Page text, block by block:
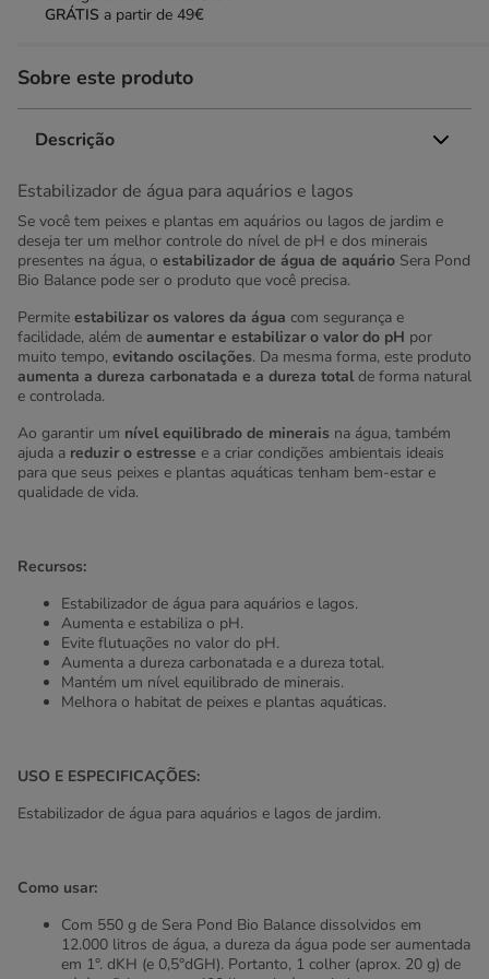
GRÁTIS a partir de 49€
Sobre este produto
Descrição
Estabilizador de água para aquários e lagos
Se você tem peixes e plantas em aquários ou lagos de jardim e
deseja ter um melhor controle do nível de pH e dos minerais
presentes na água, o estabilizador de água de aquário Sera Pond
Bio Balance pode ser o produto que você precisa.
Permite estabilizar os valores da água com segurança e
facilidade, além de aumentar e estabilizar o valor do pH por
muito tempo, evitando oscilações. Da mesma forma, este produto
aumenta a dureza carbonatada e a dureza totalde forma natural
e controlada.
Ao garantir um nível equilibrado de minerais na água, também
ajuda a reduzir o estresse e a criar condições ambientais ideais
para que seus peixes e plantas aquáticas tenham bem-estar e
qualidade de vida.
Recursos:
Estabilizador de água para aquários e lagos.
Aumenta e estabiliza o pH.
Evite flutuações no valor do pH.
Aumenta a dureza carbonatada e a dureza total.
Mantém um nível equilibrado de minerais.
Melhora o habitat de peixes e plantas aquáticas.
USO E ESPECIFICAÇÕES:
Estabilizador de água para aquários e lagos de jardim.
Como usar:
Com 550 g de Sera Pond Bio Balance dissolvidos em
12.000 litros de água, a dureza da água pode ser aumentada
em 1°. dKH (e 0,5°dGH). Portanto, 1 colher (aprox. 20 g) de